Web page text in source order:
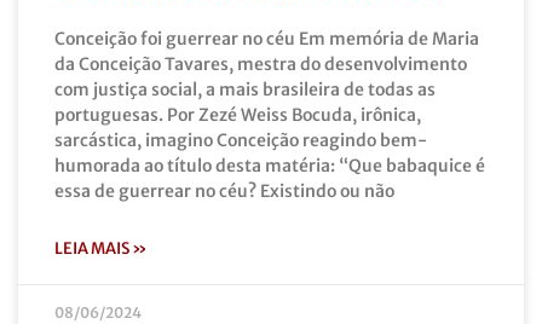
Conceição foi guerrear no céu Em memória de Maria
da Conceição Tavares, mestra do desenvolvimento
com justiça social, a mais brasileira de todas as
portuguesas. Por Zezé Weiss Bocuda, irônica,
sarcástica, imagino Conceição reagindo bem-
humorada ao título desta matéria: “Que babaquice é
essa de guerrear no céu? Existindo ou não
LEIA MAIS »
08/06/2024